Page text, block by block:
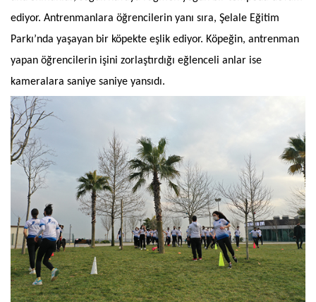
ediyor. Antrenmanlara öğrencilerin yanı sıra, Şelale Eğitim
Parkı’nda yaşayan bir köpekte eşlik ediyor. Köpeğin, antrenman
yapan öğrencilerin işini zorlaştırdığı eğlenceli anlar ise
kameralara saniye saniye yansıdı.